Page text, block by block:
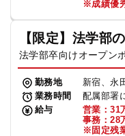
※成績優
【限定】法学部
法学部卒向けオープン
勤務地
新宿、永
業務時間
配属部署
給与
営業：31
事務：28
※固定残